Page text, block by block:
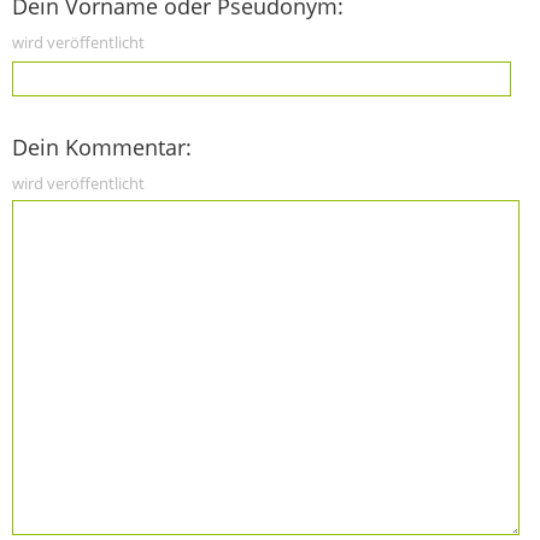
wird veröffentlicht
Dein Kommentar:
wird veröffentlicht